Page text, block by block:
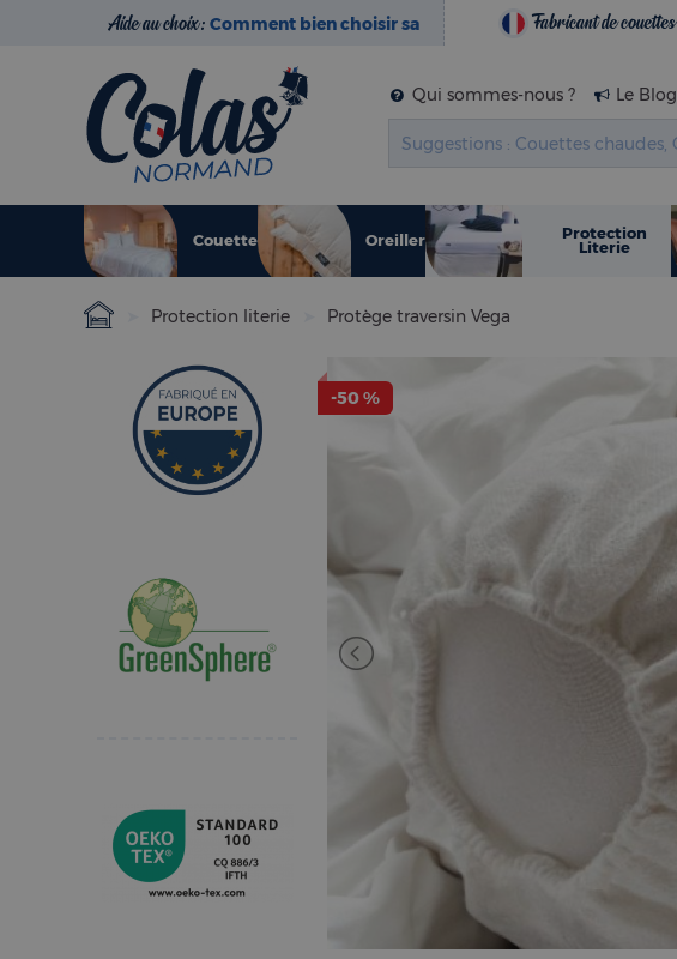
Aide au choix : Comment bien choisir sa
literie ?
Fabricant de
Qui sommes-nous ? Le Blog
Couette Oreiller
Protection
Literie
Protection literie Protège traversin Vega
-50 %